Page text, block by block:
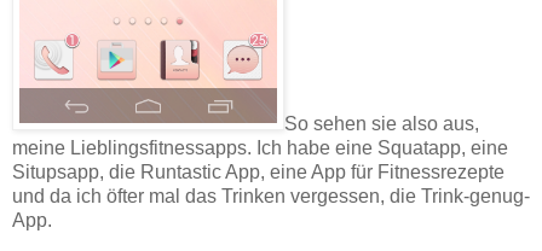
So sehen sie also aus,
meine Lieblingsfitnessapps. Ich habe eine Squatapp, eine
Situpsapp, die Runtastic App, eine App für Fitnessrezepte
und da ich öfter mal das Trinken vergessen, die Trink-genug-
App.